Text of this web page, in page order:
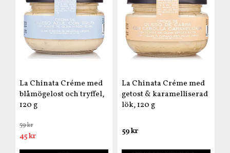
La Chinata Créme med
blåmögelost och tryffel,
120 g
59 kr
45 kr
La Chinata Créme med
getost & karamelliserad
lök, 120 g
59 kr